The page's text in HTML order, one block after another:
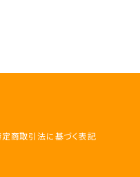
定商取引法に基づく表記